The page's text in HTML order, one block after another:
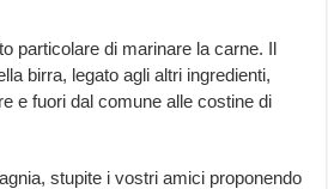
particolare di marinare la carne. Il
birra, legato agli altri ingredienti,
e fuori dal comune alle costine di
stupite i vostri amici proponendo